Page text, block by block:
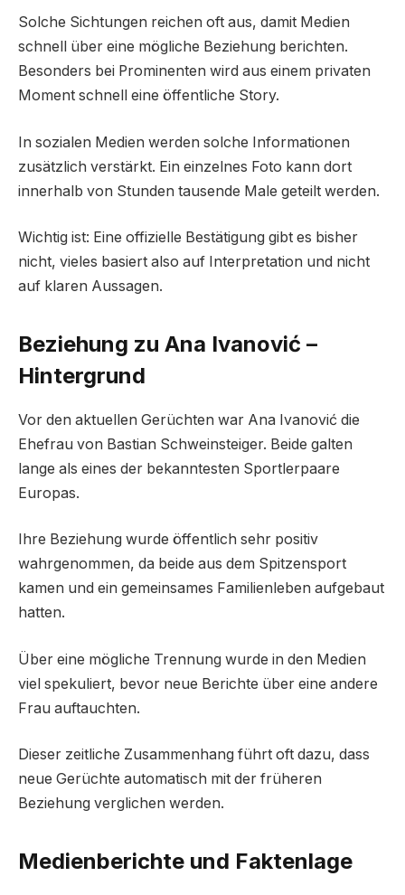
Solche Sichtungen reichen oft aus, damit Medien
schnell über eine mögliche Beziehung berichten.
Besonders bei Prominenten wird aus einem privaten
Moment schnell eine öffentliche Story.
In sozialen Medien werden solche Informationen
zusätzlich verstärkt. Ein einzelnes Foto kann dort
innerhalb von Stunden tausende Male geteilt werden.
Wichtig ist: Eine offizielle Bestätigung gibt es bisher
nicht, vieles basiert also auf Interpretation und nicht
auf klaren Aussagen.
Beziehung zu Ana Ivanović –
Hintergrund
Vor den aktuellen Gerüchten war Ana Ivanović die
Ehefrau von Bastian Schweinsteiger. Beide galten
lange als eines der bekanntesten Sportlerpaare
Europas.
Ihre Beziehung wurde öffentlich sehr positiv
wahrgenommen, da beide aus dem Spitzensport
kamen und ein gemeinsames Familienleben aufgebaut
hatten.
Über eine mögliche Trennung wurde in den Medien
viel spekuliert, bevor neue Berichte über eine andere
Frau auftauchten.
Dieser zeitliche Zusammenhang führt oft dazu, dass
neue Gerüchte automatisch mit der früheren
Beziehung verglichen werden.
Medienberichte und Faktenlage